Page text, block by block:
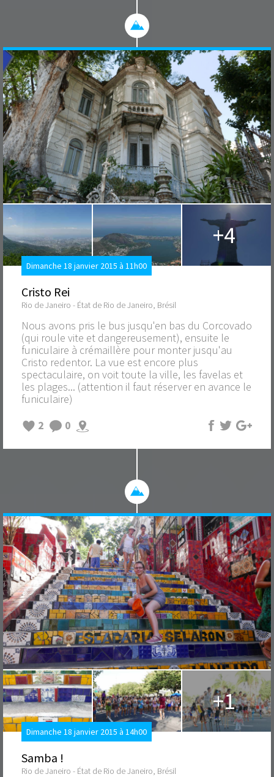
+4
Dimanche 18 janvier 2015 à 11h00
Cristo Rei
Rio de Janeiro - État de Rio de Janeiro, Brésil
Nous avons pris le bus jusqu'en bas du Corcovado
(qui roule vite et dangereusement), ensuite le
funiculaire à crémaillère pour monter jusqu'au
Cristo redentor. La vue est encore plus
spectaculaire, on voit toute la ville, les favelas et
les plages... (attention il faut réserver en avance le
funiculaire)
2
0
+1
Dimanche 18 janvier 2015 à 14h00
Samba !
Rio de Janeiro - État de Rio de Janeiro, Brésil